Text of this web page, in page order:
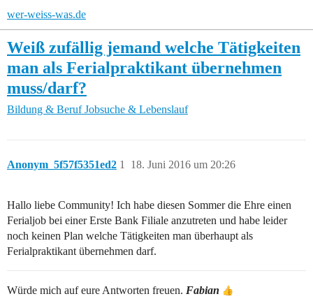
wer-weiss-was.de
Weiß zufällig jemand welche Tätigkeiten
man als Ferialpraktikant übernehmen
muss/darf?
Bildung & Beruf Jobsuche & Lebenslauf
Anonym_5f57f5351ed2 18. Juni 2016 um 20:26
1
Hallo liebe Community! Ich habe diesen Sommer die Ehre einen
Ferialjob bei einer Erste Bank Filiale anzutreten und habe leider
noch keinen Plan welche Tätigkeiten man überhaupt als
Ferialpraktikant übernehmen darf.
Würde mich auf eure Antworten freuen. Fabian